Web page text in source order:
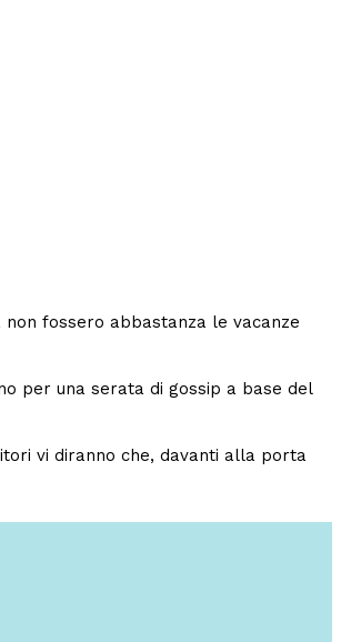
fossero abbastanza le vacanze
per una serata di gossip a base del
vi diranno che, davanti alla porta